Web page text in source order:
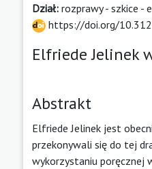
Dział: rozprawy - szkice -
https://doi.org/
Elfriede Jelinek
Abstrakt
Elfriede Jelinek jest
przekonywali się do tej
wykorzystaniu poręcznej